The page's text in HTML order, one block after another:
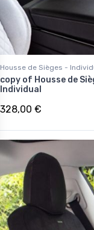
Housse de Sièges -
copy of Housse de
Individual
328,00 €